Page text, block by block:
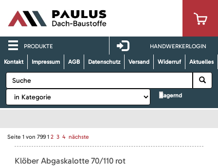
PRODUKTE HANDWERKERLOGIN
Kontakt Impressum AGB Datenschutz Versand Widerruf Aktuelles
lagernd
Seite 1 von 799 1 2 3 4 nächste
Klöber Abgaskalotte 70/110 rot